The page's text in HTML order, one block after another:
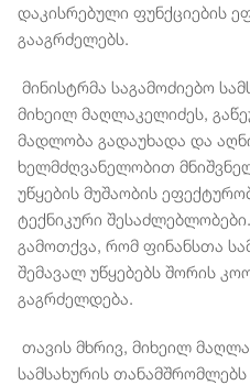
დაკისრებული ფუნქციების
გააგრძელებს.
მინისტრმა საგამოძიებო
მიხეილ მაღლაკელიძეს,
მადლობა გადაუხადა და
ხელმძღვანელობით
უწყების მუშაობის
ტექნიკური
გამოთქვა, რომ ფინანსთა
შემავალ უწყებებს შორის
გაგრძელდება.
თავის მხრივ, მიხეილ
სამსახურის